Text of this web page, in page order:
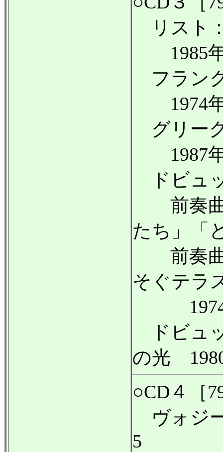
リスト
1985年
フラン
1974年
グリー
1987年
ドビュ
前奏曲
たち」「
前奏曲
そぐテラ
1974年
ドビュ
の光
○CD４［
ヴォジ
5